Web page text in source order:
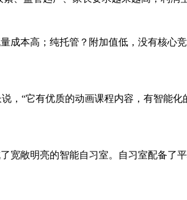
成本高；纯托管？附加值低，没有核心
，“它有优质的动画课程内容，有智能
宽敞明亮的智能自习室。自习室配备了